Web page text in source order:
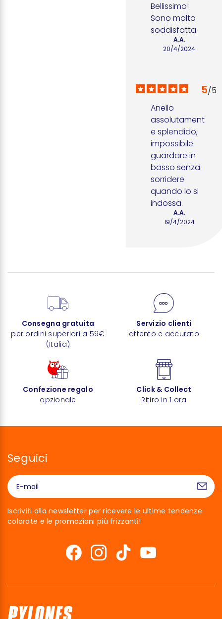
Bellissimo!
Sono molto
soddisfatta.
20/4/2024
A.A.
5/5
Anello
assolutament
e splendido,
impossibile
guardare in
basso senza
sorridere
quando lo si
indossa.
19/4/2024
A.A.
Consegna gratuita
per ordini superiori a 59€
(Italia)
Servizio clienti
attento e accurato
Confezione regalo
opzionale
Click & Collect
Ritiro in 1 ora
Seguici
Iscriviti alla newsletter per ricevere le ultime tendenze
colorate e le promozioni più frizzanti!